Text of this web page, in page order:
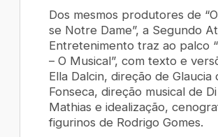
Dos mesmos produtores de
se Notre Dame”, a Segundo
Entretenimento traz ao palco
– O Musical”, com texto e
Ella Dalcin, direção de Glaucia
Fonseca, direção musical de
Mathias e idealização,
figurinos de Rodrigo Gomes.